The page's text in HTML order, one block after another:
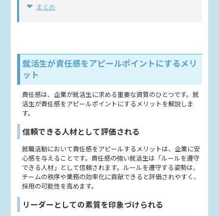
まとめ
就活生が責任感をアピールポイントにするメリ
ット
責任感は、企業が就活生に求める重要な資質のひとつです。就
活生が責任感をアピールポイントにするメリットを解説しま
す。
信頼できる人材として評価される
就職活動において責任感をアピールするメリットは、企業に安
心感を与えることです。責任感の強い就活生は「ルールを遵守
できる人材」として信頼されます。ルールを遵守する姿勢は、
チームの秩序や業務の効率化に貢献できると評価されやすく、
採用の可能性を高めます。
リーダーとしての素質を印象づけられる